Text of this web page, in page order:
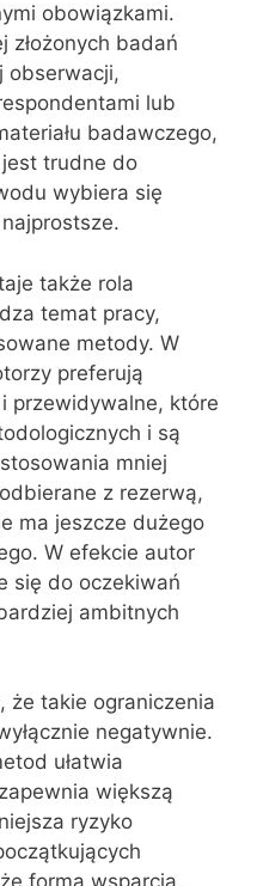
obowiązkami.
złożonych badań
obserwacji,
lub
badawczego,
trudne do
wybiera się
także rola
temat pracy,
metody. W
preferują
przewidywalne, które
i są
mniej
z rezerwą,
ma jeszcze dużego
W efekcie autor
się do oczekiwań
ambitnych
że takie ograniczenia
negatywnie.
ułatwia
większą
ryzyko
forma wsparcia,